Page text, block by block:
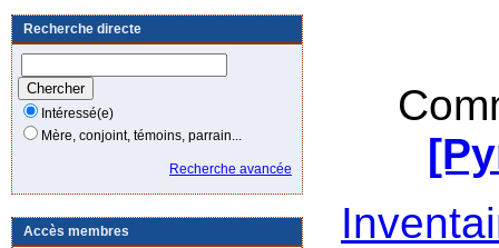
Recherche directe
Intéressé(e)
Mère, conjoint, témoins, parrain...
Recherche avancée
Accès membres